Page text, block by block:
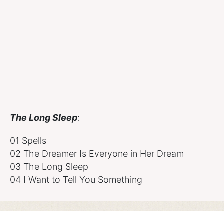
The Long Sleep:
01 Spells
02 The Dreamer Is Everyone in Her Dream
03 The Long Sleep
04 I Want to Tell You Something